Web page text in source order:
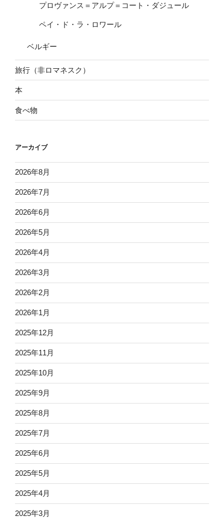
プロヴァンス＝アルプ＝コート・ダジュール
ペイ・ド・ラ・ロワール
ベルギー
旅行（非ロマネスク）
本
食べ物
アーカイブ
2026年8月
2026年7月
2026年6月
2026年5月
2026年4月
2026年3月
2026年2月
2026年1月
2025年12月
2025年11月
2025年10月
2025年9月
2025年8月
2025年7月
2025年6月
2025年5月
2025年4月
2025年3月